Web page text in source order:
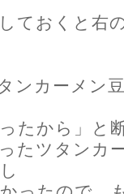
ておくと右
ンカーメン
たから」と
たツタンカ